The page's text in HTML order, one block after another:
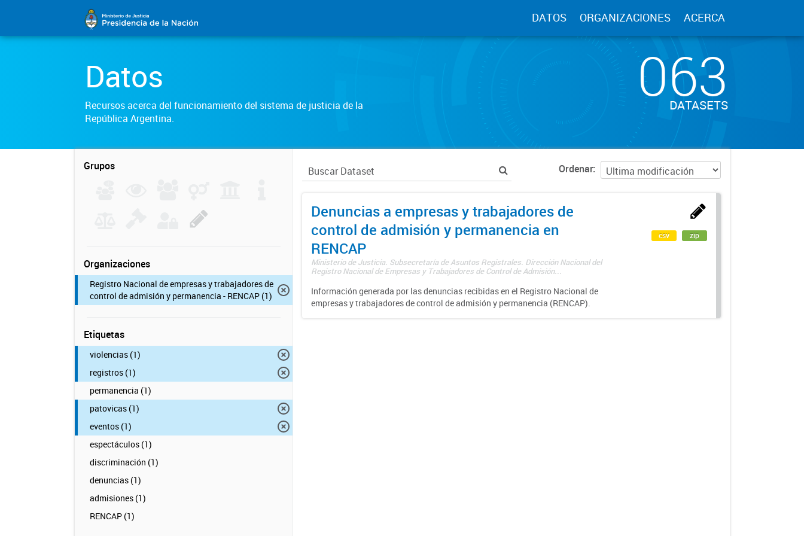
DATOS ORGANIZACIONES ACERCA
Datos
Recursos acerca del funcionamiento del sistema de justicia de la
República Argentina.
063
DATASETS
Grupos
Organizaciones
Registro Nacional de empresas y trabajadores de
control de admisión y permanencia - RENCAP (1)
Etiquetas
violencias (1)
registros (1)
permanencia (1)
patovicas (1)
eventos (1)
espectáculos (1)
discriminación (1)
denuncias (1)
admisiones (1)
RENCAP (1)
Ordenar
Denuncias a empresas y trabajadores de
control de admisión y permanencia en
RENCAP
Ministerio de Justicia. Subsecretaría de Asuntos Registrales. Dirección Nacional del
Registro Nacional de Empresas y Trabajadores de Control de Admisión...
Información generada por las denuncias recibidas en el Registro Nacional de
empresas y trabajadores de control de admisión y permanencia (RENCAP).
csv zip